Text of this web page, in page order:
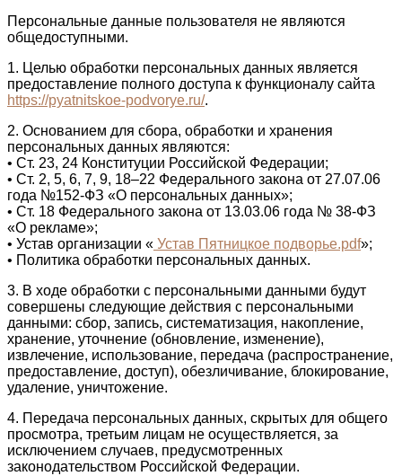
Персональные данные пользователя не являются
общедоступными.
1. Целью обработки персональных данных является
предоставление полного доступа к функционалу сайта
https://pyatnitskoe-podvorye.ru/.
2. Основанием для сбора, обработки и хранения
персональных данных являются:
• Ст. 23, 24 Конституции Российской Федерации;
• Ст. 2, 5, 6, 7, 9, 18–22 Федерального закона от 27.07.06
года №152-ФЗ «О персональных данных»;
• Ст. 18 Федерального закона от 13.03.06 года № 38-ФЗ
«О рекламе»;
• Устав организации « Устав Пятницкое подворье.pdf»;
• Политика обработки персональных данных.
3. В ходе обработки с персональными данными будут
совершены следующие действия с персональными
данными: сбор, запись, систематизация, накопление,
хранение, уточнение (обновление, изменение),
извлечение, использование, передача (распространение,
предоставление, доступ), обезличивание, блокирование,
удаление, уничтожение.
4. Передача персональных данных, скрытых для общего
просмотра, третьим лицам не осуществляется, за
исключением случаев, предусмотренных
законодательством Российской Федерации.